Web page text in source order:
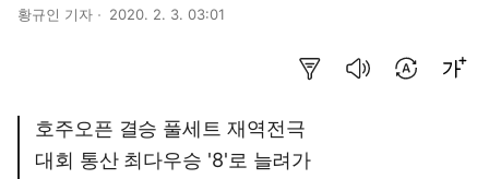
황규인 기자 2020. 2. 3. 03:01
호주오픈 결승 풀세트 재역전극
대회 통산 최다우승 '8'로 늘려가